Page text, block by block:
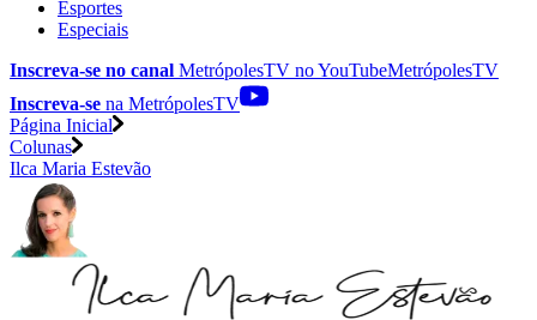
Esportes
Especiais
Inscreva-se no canal MetrópolesTV noYouTubeMetrópolesTV
Inscreva-se na MetrópolesTV
Página Inicial
Colunas
Ilca Maria Estevão